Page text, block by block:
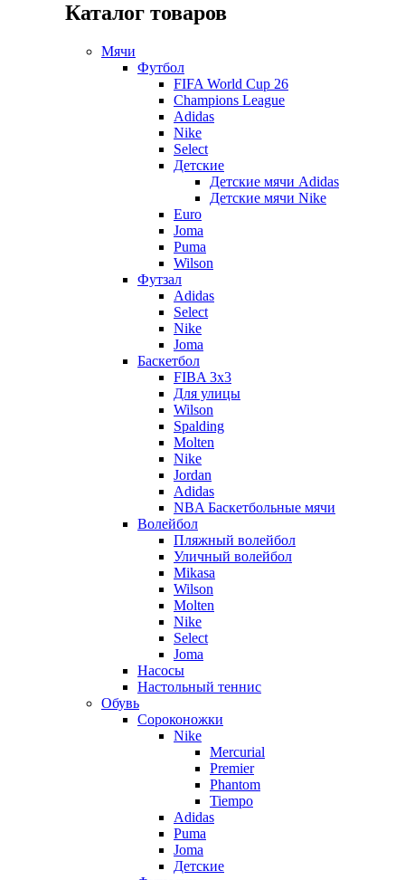
Каталог товаров
Мячи
Футбол
FIFA World Cup 26
Champions League
Adidas
Nike
Select
Детские
Детские мячи Adidas
Детские мячи Nike
Euro
Joma
Puma
Wilson
Футзал
Adidas
Select
Nike
Joma
Баскетбол
FIBA 3x3
Для улицы
Wilson
Spalding
Molten
Nike
Jordan
Adidas
NBA Баскетбольные мячи
Волейбол
Пляжный волейбол
Уличный волейбол
Mikasa
Wilson
Molten
Nike
Select
Joma
Насосы
Настольный теннис
Обувь
Сороконожки
Nike
Mercurial
Premier
Phantom
Tiempo
Adidas
Puma
Joma
Детские